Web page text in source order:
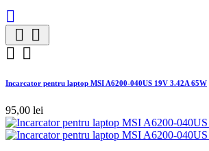

 
 
Incarcator pentru laptop MSI A6200-040US 19V 3.42A 65W
95,00 lei